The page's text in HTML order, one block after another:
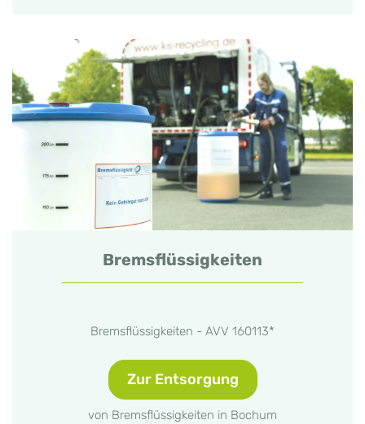
Bremsflüssigkeiten
Bremsflüssigkeiten - AVV 160113*
Zur Entsorgung
von Bremsflüssigkeiten in Bochum